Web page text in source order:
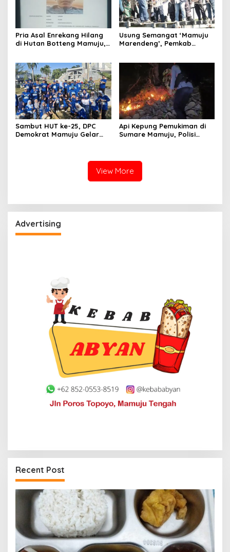
Pria Asal Enrekang Hilang
di Hutan Botteng Mamuju,
Usung Semangat ‘Mamuju
Marendeng’, Pemkab
Karang
Sambut HUT ke-25, DPC
Demokrat Mamuju Gelar
Api Kepung Pemukiman di
Sumare Mamuju, Polisi
View More
Advertising
Recent Post